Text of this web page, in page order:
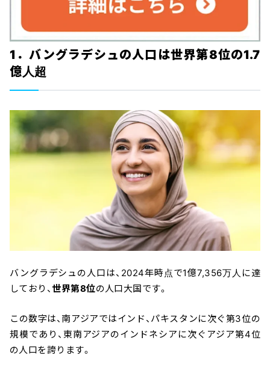
1．バングラデシュの人口は世界第8位の1.7
億人超
バングラデシュの人口は、2024年時点で1億7,356万人に達
しており、 世界第8位の人口大国です。
この数字は、南アジアではインド、パキスタンに次ぐ第3位の
規模であり、東南アジアのインドネシアに次ぐアジア第4位
の人口を誇ります。